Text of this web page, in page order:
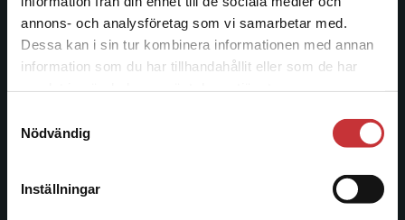
annons- och analysföretag som vi samarbetar med.
Dessa kan i sin tur kombinera informationen med annan
information som du har tillhandahållit eller som de har
Nödvändig
Inställningar
Det verkar som att du besöker
studentlitteratur.se via en enhet utanför Sverige.
Vi erbjuder inte leveranser utanför Sverige. För
att kunna slutföra ett köp måste
046-31 20 00
Postadress:
Box 141
221 00 Lund
Besöksadress: